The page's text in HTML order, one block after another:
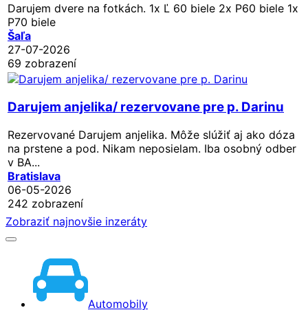
Darujem dvere na fotkách. 1x Ľ 60 biele 2x P60 biele 1x
P70 biele
Šaľa
27-07-2026
69 zobrazení
Darujem anjelika/ rezervovane pre p. Darinu
Rezervované Darujem anjelika. Môže slúžiť aj ako dóza
na prstene a pod. Nikam neposielam. Iba osobný odber
v BA...
Bratislava
06-05-2026
242 zobrazení
Zobraziť najnovšie inzeráty
Automobily